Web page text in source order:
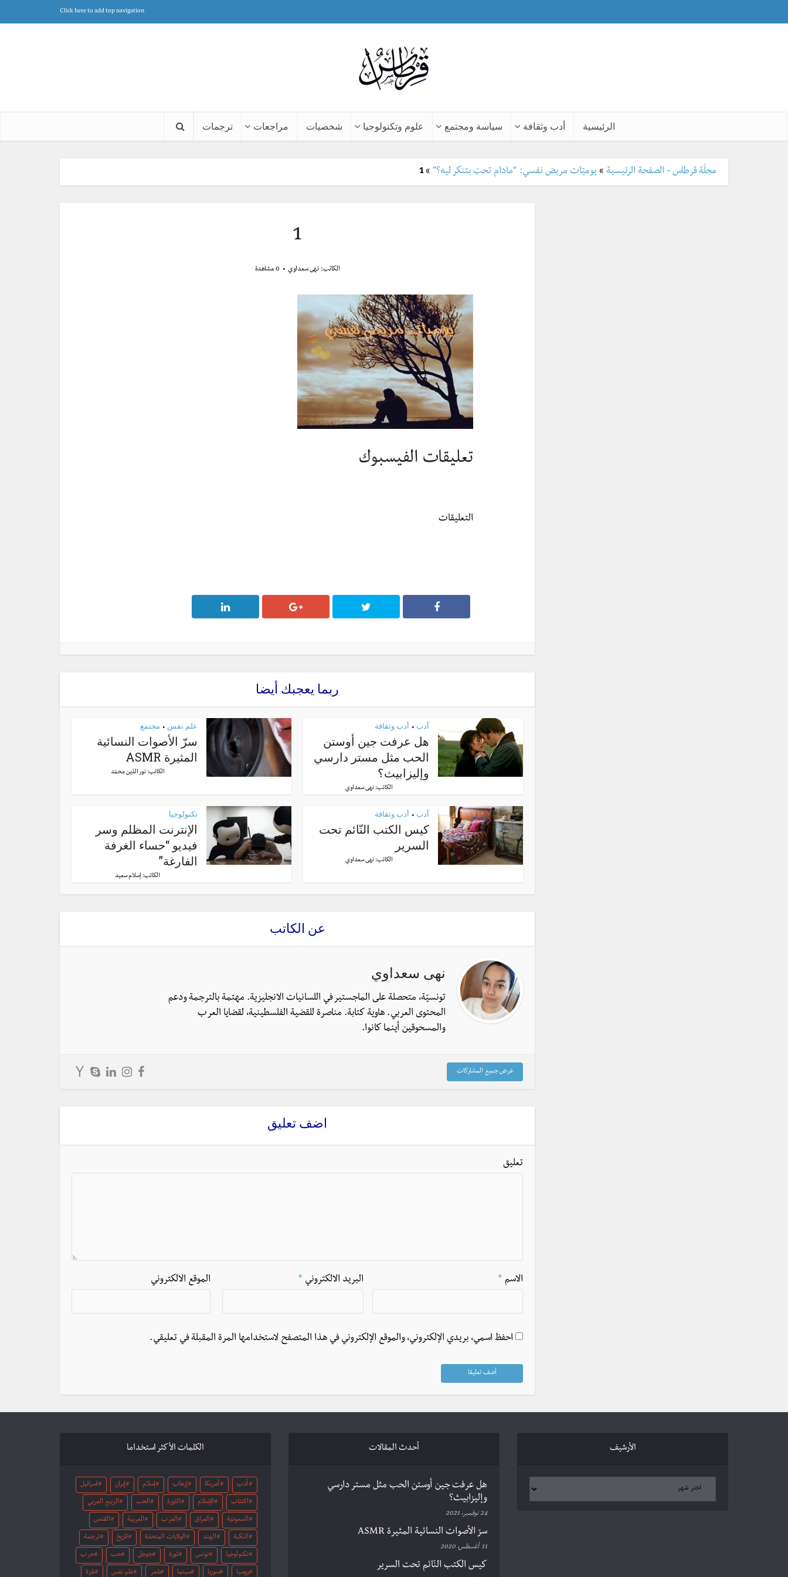
Click here to add top navigation
الرئيسية أدب وثقافة سياسة ومجتمع علوم وتكنولوجيا شخصيات مراجعات ترجمات
مجلّة قرطاس - الصفحة الرئيسية » يوميّات مريض نفسي: “مادام تحبّ بتنكر ليه؟” »
1
1
الكاتب:نهى سعداوي 0 مشاهدة
تعليقات الفيسبوك
التعليقات
ربما يعجبك أيضا
أدب • أدب وثقافة
هل عرفت جين أوستن
الحب مثل مستر دارسي
وإليزابيث؟
الكاتب: نهى سعداوي
علم نفس • مجتمع
سرّ الأصوات النسائية
المثيرة ASMR
الكاتب:نور الدّين محمّد
أدب • أدب وثقافة
كيس الكتب النّائم تحت
السرير
الكاتب: نهى سعداوي
تكنولوجيا
الإنترنت المظلم وسر
فيديو “حساء الغرفة
الفارغة”
الكاتب: إسلام سعيد
عن الكاتب
نهى سعداوي
تونسيّة، متحصلة على الماجستير في اللسانيات الانجليزية. مهتمة بالترجمة ودعم
المحتوى العربي. هاوية كتابة. مناصرة للقضية الفلسطينية، لقضايا العرب
والمسحوقين أينما كانوا.
عرض جميع المشاركات
اضف تعليق
تعليق
الاسم * البريد الالكتروني * الموقع الالكتروني
احفظ اسمي، بريدي الإلكتروني، والموقع الإلكتروني في هذا المتصفح لاستخدامها المرة المقبلة في تعليقي.
الكلمات الأكثر استخداما
أدب أمريكا إرهاب إسلام إيران اسرائيل
اكتئاب الإسلام الثورة الحب الربيع العربي
السعودية العراق العرب العربية القدس
النكبة الهند الولايات المتحدة تاريخ ترجمة
تكنولوجيا تونس ثورة جوجل حب حرب
روسيا سوريا سينما شعر علم نفس غزة
أحدث المقالات
هل عرفت جين أوستن الحب مثل مستر دارسي
وإليزابيث؟
24 نوفمبر، 2021
سرّ الأصوات النسائية المثيرة ASMR
11 أغسطس، 2020
كيس الكتب النّائم تحت السرير
الأرشيف